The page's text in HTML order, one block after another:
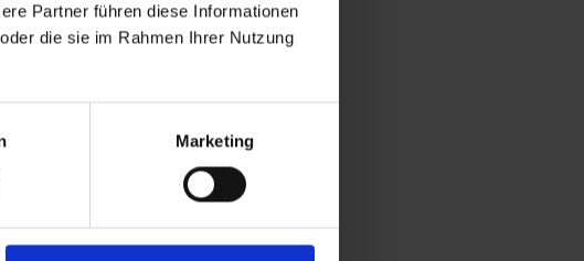
Partner führen diese Informationen
die sie im Rahmen Ihrer Nutzung
Marketing